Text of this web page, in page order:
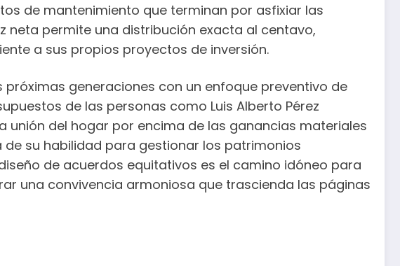
de mantenimiento que terminan por asfixiar las
neta permite una distribución exacta al centavo,
a sus propios proyectos de inversión.
generaciones con un enfoque preventivo de
de las personas como Luis Alberto Pérez
unión del hogar por encima de las ganancias materiales
su habilidad para gestionar los patrimonios
de acuerdos equitativos es el camino idóneo para
una convivencia armoniosa que trascienda las páginas